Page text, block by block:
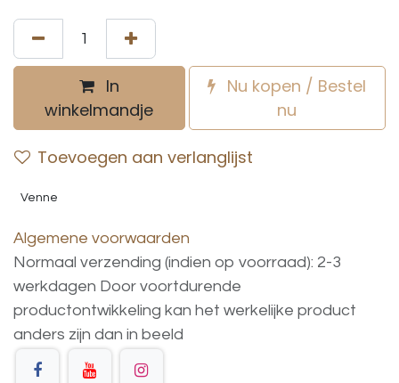
In
winkelmandje
Nu kopen / Bestel
nu
Toevoegen aan verlanglijst
Venne
Algemene voorwaarden
Normaal verzending (indien op voorraad): 2-3
werkdagen Door voortdurende
productontwikkeling kan het werkelijke product
anders zijn dan in beeld